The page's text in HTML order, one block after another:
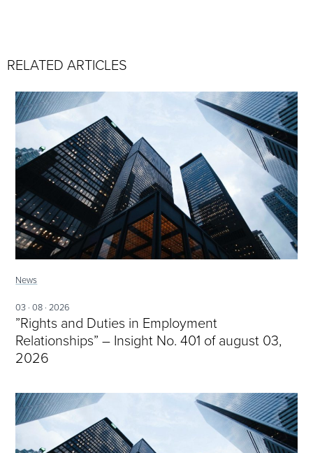
RELATED ARTICLES
News
03 · 08 · 2026
”Rights and Duties in Employment
Relationships” – Insight No. 401 of august 03,
2026